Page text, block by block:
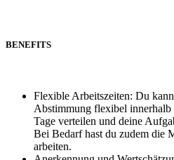
BENEFITS
Flexible Arbeitszeiten: Du
Abstimmung flexibel
Tage verteilen und deine
Bei Bedarf hast du zudem die
arbeiten.